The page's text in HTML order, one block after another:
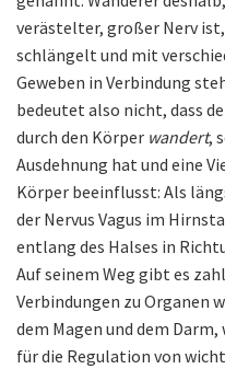
verästelter, großer Nerv
schlängelt und mit
Geweben in Verbindung
bedeutet also nicht, dass
durch den Körper wandert,
Ausdehnung hat und eine
Körper beeinflusst: Als
der Nervus Vagus im
entlang des Halses in
Auf seinem Weg gibt es
Verbindungen zu Organen
dem Magen und dem
für die Regulation von